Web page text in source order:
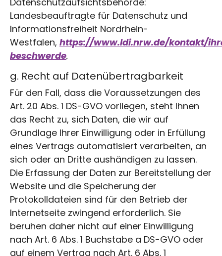
Landesbeauftragte für Datenschutz und
Informationsfreiheit Nordrhein-
Westfalen, https://www.ldi.nrw.de/kontakt/
beschwerde.
g. Recht auf Datenübertragbarkeit
Für den Fall, dass die Voraussetzungen des
Art. 20 Abs. 1 DS-GVO vorliegen, steht Ihnen
das Recht zu, sich Daten, die wir auf
Grundlage Ihrer Einwilligung oder in Erfüllung
eines Vertrags automatisiert verarbeiten, an
sich oder an Dritte aushändigen zu lassen.
Die Erfassung der Daten zur Bereitstellung der
Website und die Speicherung der
Protokolldateien sind für den Betrieb der
Internetseite zwingend erforderlich. Sie
beruhen daher nicht auf einer Einwilligung
nach Art. 6 Abs. 1 Buchstabe a DS-GVO oder
auf einem Vertrag nach Art. 6 Abs. 1